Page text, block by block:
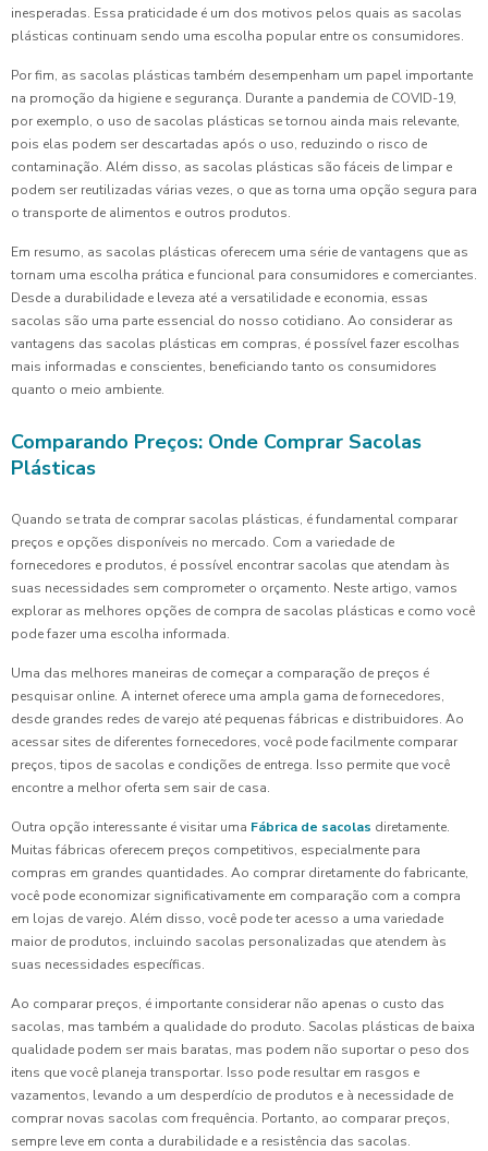
inesperadas. Essa praticidade é um dos motivos pelos quais as sacolas
plásticas continuam sendo uma escolha popular entre os consumidores.
Por fim, as sacolas plásticas também desempenham um papel importante
na promoção da higiene e segurança. Durante a pandemia de COVID-19,
por exemplo, o uso de sacolas plásticas se tornou ainda mais relevante,
pois elas podem ser descartadas após o uso, reduzindo o risco de
contaminação. Além disso, as sacolas plásticas são fáceis de limpar e
podem ser reutilizadas várias vezes, o que as torna uma opção segura para
o transporte de alimentos e outros produtos.
Em resumo, as sacolas plásticas oferecem uma série de vantagens que as
tornam uma escolha prática e funcional para consumidores e comerciantes.
Desde a durabilidade e leveza até a versatilidade e economia, essas
sacolas são uma parte essencial do nosso cotidiano. Ao considerar as
vantagens das sacolas plásticas em compras, é possível fazer escolhas
mais informadas e conscientes, beneficiando tanto os consumidores
quanto o meio ambiente.
Comparando Preços: Onde Comprar Sacolas
Plásticas
Quando se trata de comprar sacolas plásticas, é fundamental comparar
preços e opções disponíveis no mercado. Com a variedade de
fornecedores e produtos, é possível encontrar sacolas que atendam às
suas necessidades sem comprometer o orçamento. Neste artigo, vamos
explorar as melhores opções de compra de sacolas plásticas e como você
pode fazer uma escolha informada.
Uma das melhores maneiras de começar a comparação de preços é
pesquisar online. A internet oferece uma ampla gama de fornecedores,
desde grandes redes de varejo até pequenas fábricas e distribuidores. Ao
acessar sites de diferentes fornecedores, você pode facilmente comparar
preços, tipos de sacolas e condições de entrega. Isso permite que você
encontre a melhor oferta sem sair de casa.
Outra opção interessante é visitar uma Fábrica de sacolas diretamente.
Muitas fábricas oferecem preços competitivos, especialmente para
compras em grandes quantidades. Ao comprar diretamente do fabricante,
você pode economizar significativamente em comparação com a compra
em lojas de varejo. Além disso, você pode ter acesso a uma variedade
maior de produtos, incluindo sacolas personalizadas que atendem às
suas necessidades específicas.
Ao comparar preços, é importante considerar não apenas o custo das
sacolas, mas também a qualidade do produto. Sacolas plásticas de baixa
qualidade podem ser mais baratas, mas podem não suportar o peso dos
itens que você planeja transportar. Isso pode resultar em rasgos e
vazamentos, levando a um desperdício de produtos e à necessidade de
comprar novas sacolas com frequência. Portanto, ao comparar preços,
sempre leve em conta a durabilidade e a resistência das sacolas.